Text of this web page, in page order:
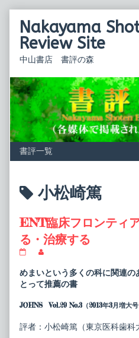
contentNakayama
Review Site
中山書店 書評の森
Posts
tagged
小松崎篤
ENT臨床フロンティ
る・治療する
ENT
床
フ
ロ
テ
ア
め
posts
by
the
of
臨
床
めまいという多くの科に関連
とって推薦の書
JOHNS Vol.29 No.3（2013年3月増大
評者：小松崎篤（東京医科歯科